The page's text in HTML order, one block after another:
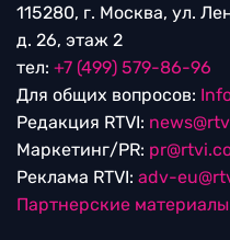
115280, г. Москва, ул.
д. 26, этаж 2
тел: +7 (499) 579-86-96
Для общих вопросов:
Редакция RTVI:
Маркетинг/PR:
Реклама RTVI: adv-
Партнерские материалы